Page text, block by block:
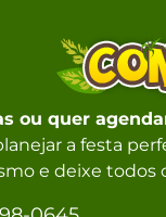
ou quer
a festa
e deixe todos